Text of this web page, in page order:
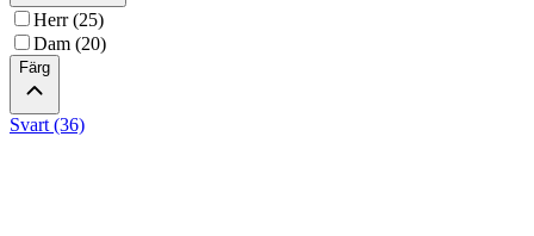
Herr (25)
Dam (20)
Färg
Svart (36)